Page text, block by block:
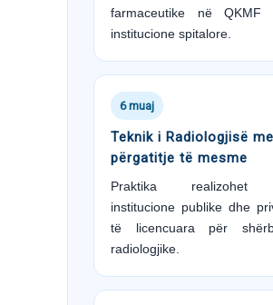
farmaceutike në QKMF
institucione spitalore.
6 muaj
Teknik i Radiologjisë me
përgatitje të mesme
Praktika realizohet
institucione publike dhe
të licencuara për
radiologjike.